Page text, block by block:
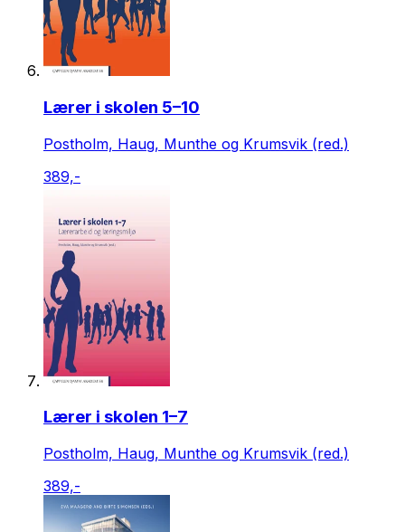
Lærer i skolen 5–10
Postholm, Haug, Munthe og Krumsvik (red.)
389,-
Lærer i skolen 1–7
Postholm, Haug, Munthe og Krumsvik (red.)
389,-